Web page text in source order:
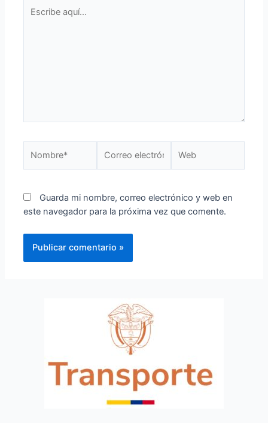
Guarda mi nombre, correo electrónico y web en
este navegador para la próxima vez que comente.